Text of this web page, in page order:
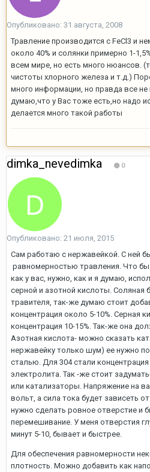
Опубликовано: 31 августа, 2008
Травление производится с FeCl3 и
около 40% и солянки примерно 1-
всем мире, но есть много нюансов.
чистоты хлорного железа и т.д.)
много информации, но правда все не
думаю,что у Вас тоже есть,но надо
делается много такой работы
dimka_nevedimka 0
Опубликовано: 21 июля, 2015
Сам работаю с нержавейкой. С ней
равномерностью травления. Что бы
как у вас, нужно, как и я думаю,
серной и азотной кислоты. Соляная
травителя, так-же думаю стоит
концентрация около 5-10%. Серная
концентрация 10-15%. Так-же она
Азотная кислота- можно сказать
нержавейку только шум) ее нужно
сталью. Для 304 стали концентрация
электролита. Так -же стоит
или катализаторы. Напряжение на
вольт, а сила тока будет зависеть
нужно сделать ровное отверстие и
перемешивание. У меня отверстия
минут 5-10, бывает и быстрее.
Для обеспечения равномерности
плотность. Можно добавить как